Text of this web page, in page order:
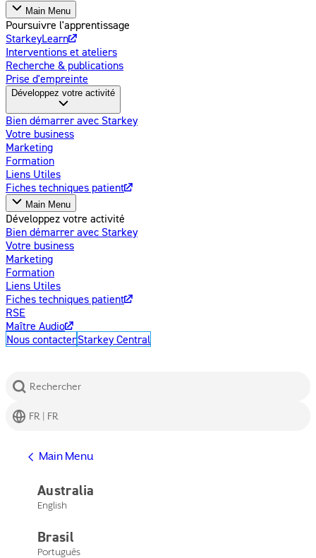
Main Menu
Poursuivre l'apprentissage
StarkeyLearn
Interventions et ateliers
Recherche & publications
Prise d'empreinte
Développez votre activité
Bien démarrer avec Starkey
Votre business
Marketing
Formation
Liens Utiles
Fiches techniques patient
Main Menu
Développez votre activité
Bien démarrer avec Starkey
Votre business
Marketing
Formation
Liens Utiles
Fiches techniques patient
RSE
Maître Audio
Nous contacterStarkey Central
Rechercher
FR | FR
Main Menu
Australia
English
Brasil
Português
Nous contacter
Main Menu
Centre d'assistance
Assistance produits